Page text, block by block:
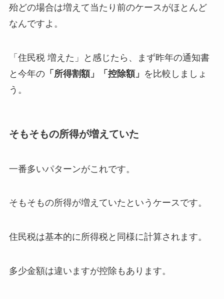
殆どの場合は増えて当たり前のケースがほとんど
なんですよ。
「住民税 増えた」と感じたら、まず昨年の通知書
と今年の「所得割額」「控除額」 を比較しましょ
う。
そもそもの所得が増えていた
一番多いパターンがこれです。
そもそもの所得が増えていたというケースです。
住民税は基本的に所得税と同様に計算されます。
多少金額は違いますが控除もあります。